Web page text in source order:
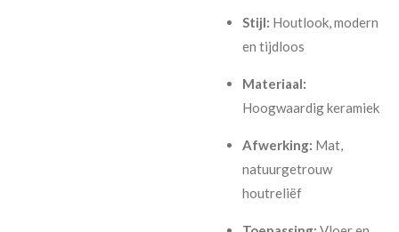
Stijl: Houtlook, modern
en tijdloos
Materiaal:
Hoogwaardig keramiek
Afwerking: Mat,
natuurgetrouw
houtreliëf